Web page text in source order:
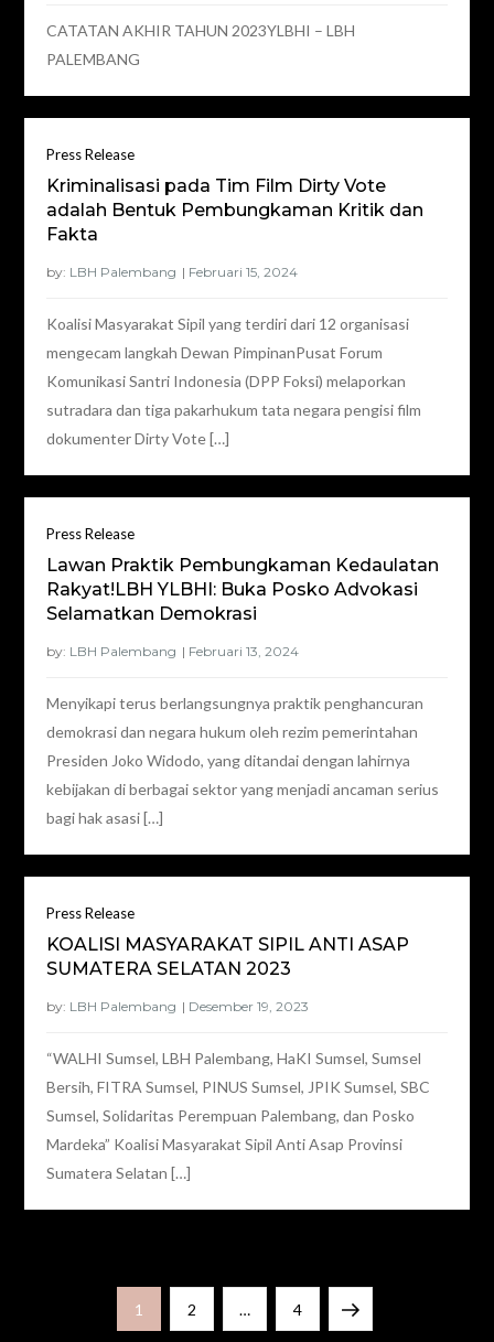
CATATAN AKHIR TAHUN 2023YLBHI – LBH
PALEMBANG
Press Release
Kriminalisasi pada Tim Film Dirty Vote
adalah Bentuk Pembungkaman Kritik dan
Fakta
by: LBH Palembang
Koalisi Masyarakat Sipil yang terdiri dari 12 organisasi
mengecam langkah Dewan PimpinanPusat Forum
Komunikasi Santri Indonesia (DPP Foksi) melaporkan
sutradara dan tiga pakarhukum tata negara pengisi film
dokumenter Dirty Vote […]
Press Release
Lawan Praktik Pembungkaman Kedaulatan
Rakyat!LBH YLBHI: Buka Posko Advokasi
Selamatkan Demokrasi
by: LBH Palembang
Menyikapi terus berlangsungnya praktik penghancuran
demokrasi dan negara hukum oleh rezim pemerintahan
Presiden Joko Widodo, yang ditandai dengan lahirnya
kebijakan di berbagai sektor yang menjadi ancaman serius
bagi hak asasi […]
Press Release
KOALISI MASYARAKAT SIPIL ANTI ASAP
SUMATERA SELATAN 2023
by: LBH Palembang
“WALHI Sumsel, LBH Palembang, HaKI Sumsel, Sumsel
Bersih, FITRA Sumsel, PINUS Sumsel, JPIK Sumsel, SBC
Sumsel, Solidaritas Perempuan Palembang, dan Posko
Mardeka” Koalisi Masyarakat Sipil Anti Asap Provinsi
Sumatera Selatan […]
Paginasi
Page
1 Page
2 … Page
4 Next